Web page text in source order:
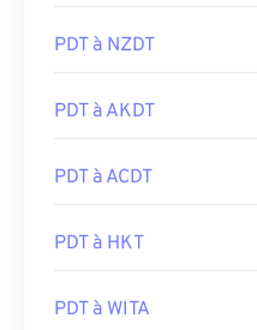
PDT à NZDT
PDT à AKDT
PDT à ACDT
PDT à HKT
PDT à WITA